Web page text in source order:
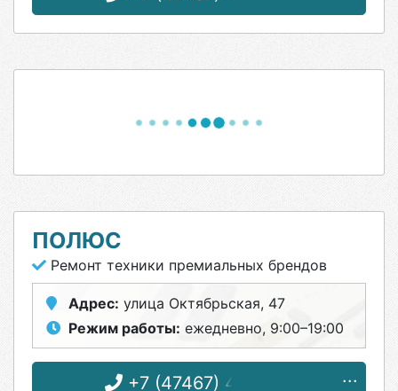
ПОЛЮС
Ремонт техники премиальных брендов
Адрес: улица Октябрьская, 47
Режим работы: ежедневно, 9:00–19:00
+7 (47467) 4-33-17